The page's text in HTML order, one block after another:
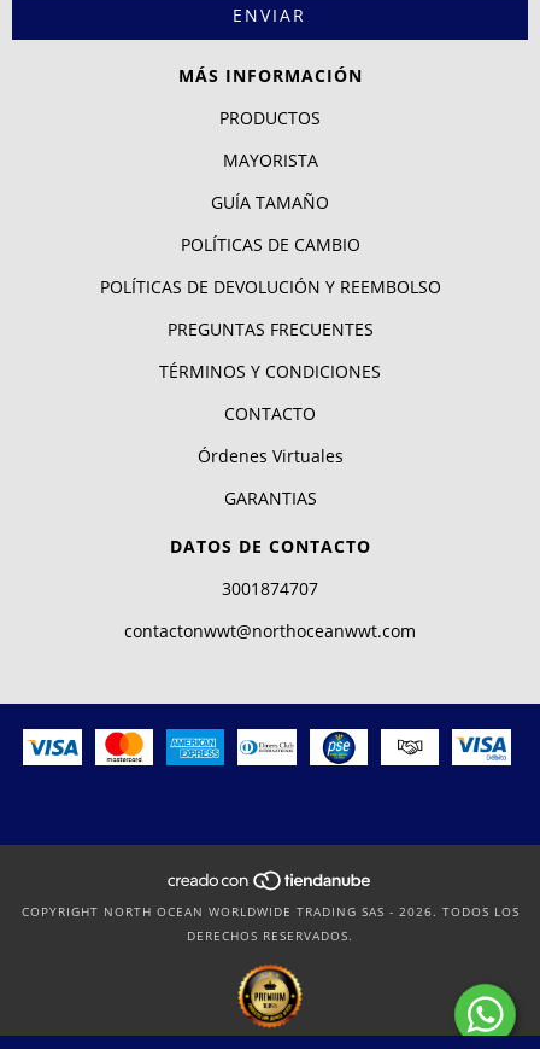
MÁS INFORMACIÓN
PRODUCTOS
MAYORISTA
GUÍA TAMAÑO
POLÍTICAS DE CAMBIO
POLÍTICAS DE DEVOLUCIÓN Y REEMBOLSO
PREGUNTAS FRECUENTES
TÉRMINOS Y CONDICIONES
CONTACTO
Órdenes Virtuales
GARANTIAS
DATOS DE CONTACTO
3001874707
contactonwwt@northoceanwwt.com
COPYRIGHT NORTH OCEAN WORLDWIDE TRADING SAS - 2026. TODOS LOS
DERECHOS RESERVADOS.